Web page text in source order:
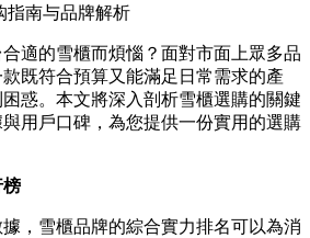
指南与品牌解析
適的雪櫃而煩惱？面對市面上眾多品
既符合預算又能滿足日常需求的產
惑。本文將深入剖析雪櫃選購的關鍵
用戶口碑，為您提供一份實用的選購
榜
，雪櫃品牌的綜合實力排名可以為消